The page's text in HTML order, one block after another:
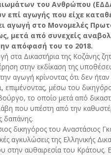
του Ανθρώπου
επί αγωγής που είχε
αγωγή στο Μονομελές
μετά από συνεχείς
απόφασή του το 2018.
στα Δικαστήρια της Κοζάνης
στην εκδίκαση της
αγωγή κρίνοντας ότι δεν
επιμένοντας, μέσω του
το οποίο μετά από
που υπέστη από την
δαπάνης.
δικηγόρος του Αναστάσιος
αγκυλώσεις της Ελληνικής
στην αυθαιρεσία του